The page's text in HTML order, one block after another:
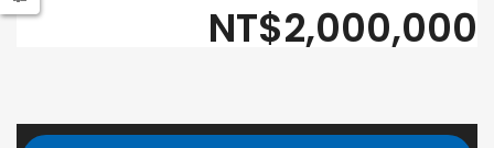
NT$2,000,000